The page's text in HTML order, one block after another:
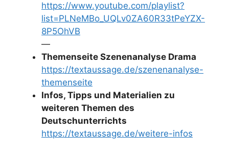
https://www.youtube.com/playlist?
list=PLNeMBo_UQLv0ZA60R33tPeYZX-
8P5OhVB
—
Themenseite Szenenanalyse Drama
https://textaussage.de/szenenanalyse-
themenseite
Infos, Tipps und Materialien zu
weiteren Themen des
Deutschunterrichts
https://textaussage.de/weitere-infos